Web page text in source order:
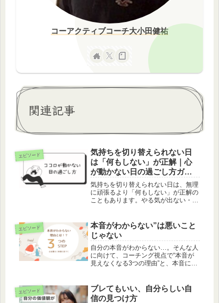
コーアクティブコーチ大小田健祐
関連記事
エピソード
気持ちを切り替えられない日
は「何もしない」が正解｜心
が動かない日の過ごし方ガイ
ド
気持ちを切り替えられない日は、無理
に頑張るより「何もしない」が正解の
こともあります。やる気が出ない・心
エピソード
本音がわからない”は悪いこと
じゃない
自分の本音がわからない…。そんな人
に向けて、コーチング視点で“本音が
見えなくなる3つの理由”と、本音に近
介。
エピソード
ブレてもいい、自分らしい自
信の見つけ方